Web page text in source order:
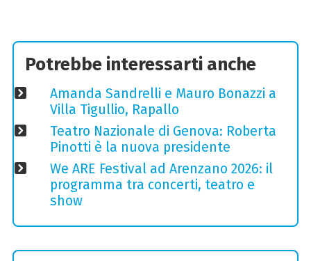
Potrebbe interessarti anche
Amanda Sandrelli e Mauro Bonazzi a
Villa Tigullio, Rapallo
Teatro Nazionale di Genova: Roberta
Pinotti è la nuova presidente
We ARE Festival ad Arenzano 2026: il
programma tra concerti, teatro e
show